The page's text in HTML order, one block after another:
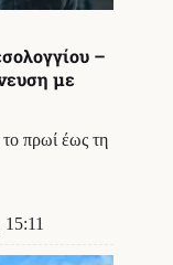
–
με
πρωί έως τη
15:11